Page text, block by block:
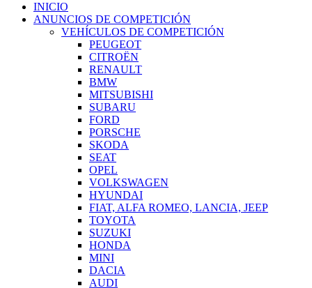
INICIO
ANUNCIOS DE COMPETICIÓN
VEHÍCULOS DE COMPETICIÓN
PEUGEOT
CITROËN
RENAULT
BMW
MITSUBISHI
SUBARU
FORD
PORSCHE
SKODA
SEAT
OPEL
VOLKSWAGEN
HYUNDAI
FIAT, ALFA ROMEO, LANCIA, JEEP
TOYOTA
SUZUKI
HONDA
MINI
DACIA
AUDI